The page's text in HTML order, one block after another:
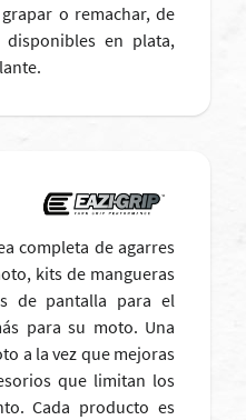
o remachar, de
en plata,
completa de agarres
kits de mangueras
de pantalla para el
para su moto. Una
a la vez que mejoras
que limitan los
Cada producto es